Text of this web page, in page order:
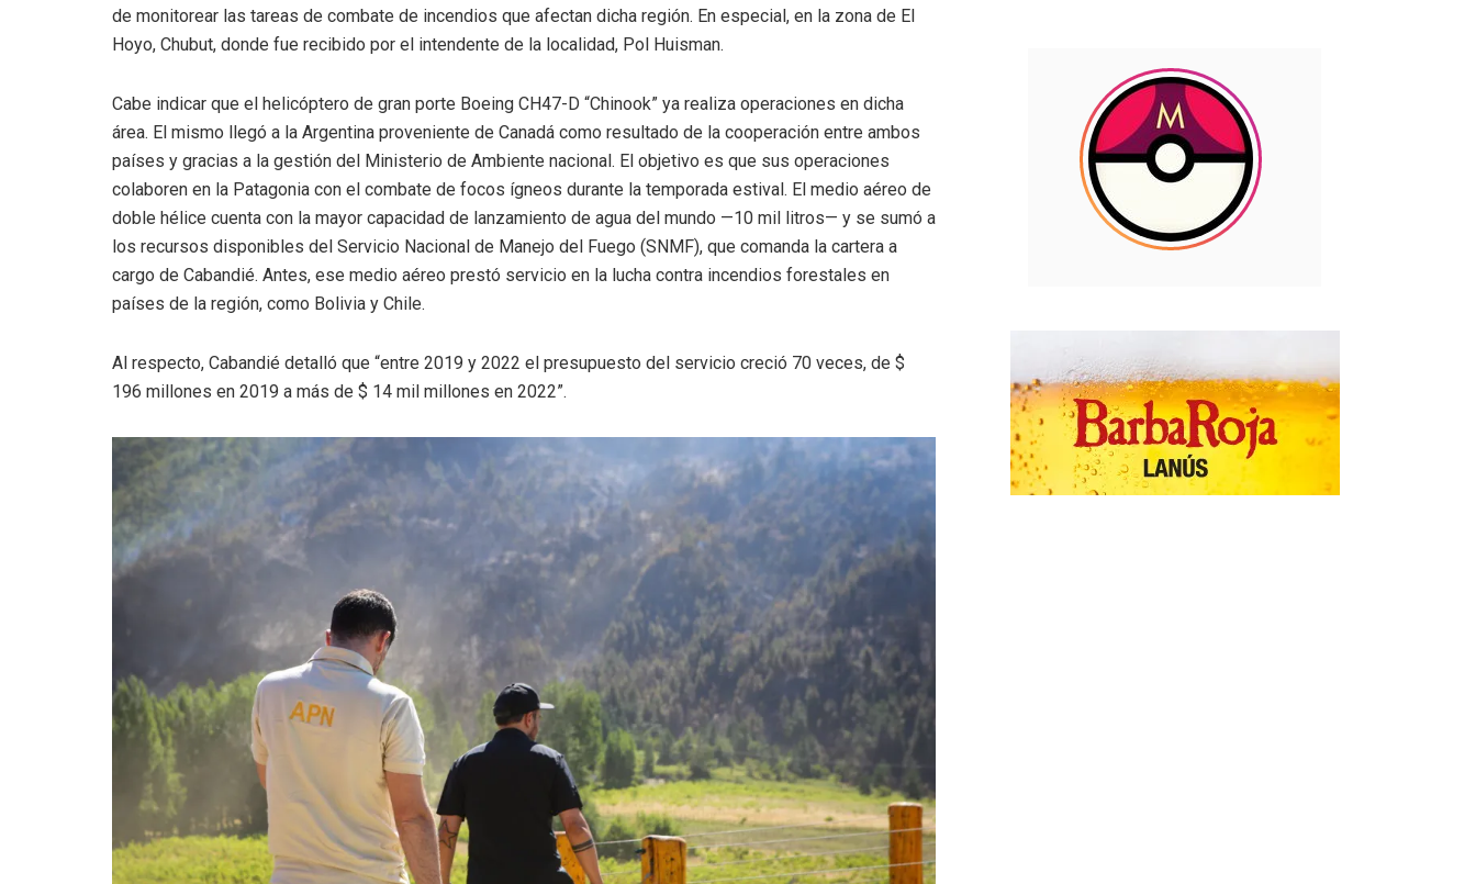
de monitorear las tareas de combate de incendios que afectan dicha región. En especial, en la zona de El
Hoyo, Chubut, donde fue recibido por el intendente de la localidad, Pol Huisman.
Cabe indicar que el helicóptero de gran porte Boeing CH47-D “Chinook” ya realiza operaciones en dicha
área. El mismo llegó a la Argentina proveniente de Canadá como resultado de la cooperación entre ambos
países y gracias a la gestión del Ministerio de Ambiente nacional. El objetivo es que sus operaciones
colaboren en la Patagonia con el combate de focos ígneos durante la temporada estival. El medio aéreo de
doble hélice cuenta con la mayor capacidad de lanzamiento de agua del mundo —10 mil litros— y se sumó a
los recursos disponibles del Servicio Nacional de Manejo del Fuego (SNMF), que comanda la cartera a
cargo de Cabandié. Antes, ese medio aéreo prestó servicio en la lucha contra incendios forestales en
países de la región, como Bolivia y Chile.
Al respecto, Cabandié detalló que “entre 2019 y 2022 el presupuesto del servicio creció 70 veces, de $
196 millones en 2019 a más de $ 14 mil millones en 2022”.